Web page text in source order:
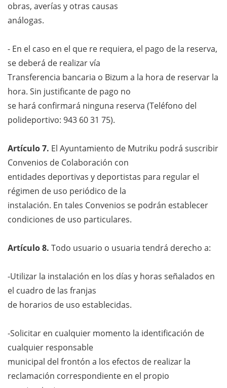
obras, averías y otras causas
análogas.
- En el caso en el que re requiera, el pago de la reserva,
se deberá de realizar vía
Transferencia bancaria o Bizum a la hora de reservar la
hora. Sin justificante de pago no
se hará confirmará ninguna reserva (Teléfono del
polideportivo: 943 60 31 75).
Artículo 7. El Ayuntamiento de Mutriku podrá suscribir
Convenios de Colaboración con
entidades deportivas y deportistas para regular el
régimen de uso periódico de la
instalación. En tales Convenios se podrán establecer
condiciones de uso particulares.
Artículo 8. Todo usuario o usuaria tendrá derecho a:
-Utilizar la instalación en los días y horas señalados en
el cuadro de las franjas
de horarios de uso establecidas.
-Solicitar en cualquier momento la identificación de
cualquier responsable
municipal del frontón a los efectos de realizar la
reclamación correspondiente en el propio